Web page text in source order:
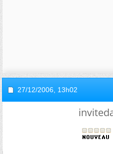
27/12/2006, 13h02